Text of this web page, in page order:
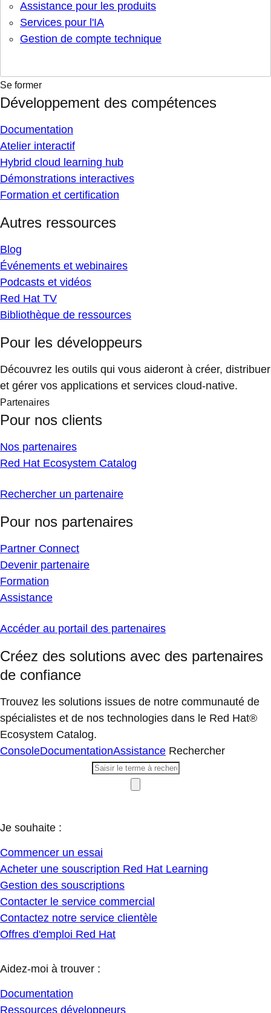
Assistance pour les produits
Services pour l'IA
Gestion de compte technique
Se former
Développement des compétences
Documentation
Atelier interactif
Hybrid cloud learning hub
Démonstrations interactives
Formation et certification
Autres ressources
Blog
Événements et webinaires
Podcasts et vidéos
Red Hat TV
Bibliothèque de ressources
Pour les développeurs
Découvrez les outils qui vous aideront à créer, distribuer
et gérer vos applications et services cloud-native.
Partenaires
Pour nos clients
Nos partenaires
Red Hat Ecosystem Catalog
Rechercher un partenaire
Pour nos partenaires
Partner Connect
Devenir partenaire
Formation
Assistance
Accéder au portail des partenaires
Créez des solutions avec des partenaires
de confiance
Trouvez les solutions issues de notre communauté de
spécialistes et de nos technologies dans le Red Hat®
Ecosystem Catalog.
ConsoleDocumentationAssistance Rechercher
Je souhaite :
Commencer un essai
Acheter une souscription Red Hat Learning
Gestion des souscriptions
Contacter le service commercial
Contactez notre service clientèle
Offres d'emploi Red Hat
Aidez-moi à trouver :
Documentation
Ressources développeurs